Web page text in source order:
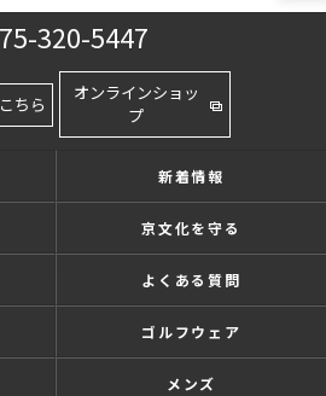
320-5447
ちら
オンラインショッ
プ
新着情報
京文化を守る
よくある質問
ゴルフウェア
メンズ